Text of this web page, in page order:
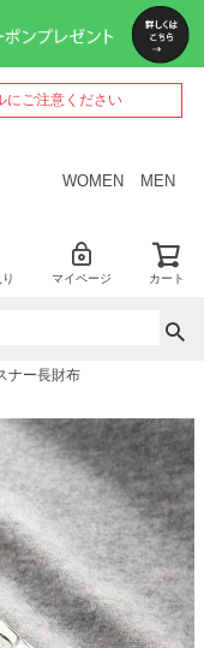
にご注意ください
WOMEN MEN
マイページ カート
ナー長財布
ペー
ジト
ップ
へ